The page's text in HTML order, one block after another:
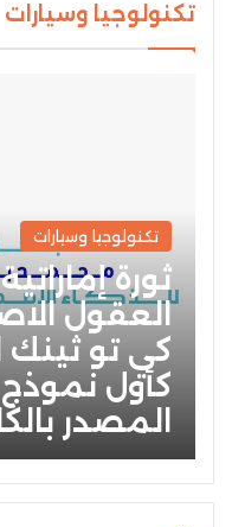
تكنولوجيا وسيارات
تكنولوجيا وسيارات
ثورة
العقول
كي تو ثينك
كأول
المصدر